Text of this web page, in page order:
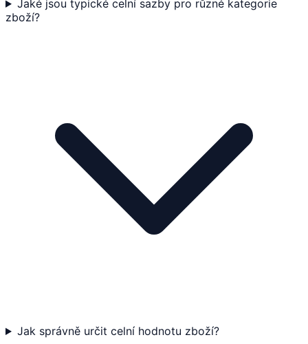
Jaké jsou typické celní sazby pro různé kategorie
zboží?
Jak správně určit celní hodnotu zboží?